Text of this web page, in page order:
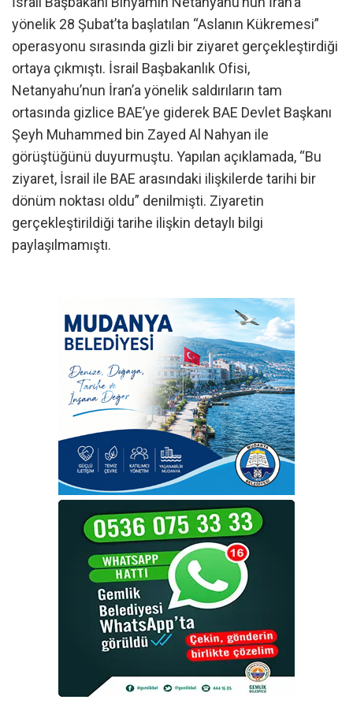
yönelik 28 Şubat’ta başlatılan “Aslanın Kükremesi”
operasyonu sırasında gizli bir ziyaret gerçekleştirdiği
ortaya çıkmıştı. İsrail Başbakanlık Ofisi,
Netanyahu’nun İran’a yönelik saldırıların tam
ortasında gizlice BAE’ye giderek BAE Devlet Başkanı
Şeyh Muhammed bin Zayed Al Nahyan ile
görüştüğünü duyurmuştu. Yapılan açıklamada, “Bu
ziyaret, İsrail ile BAE arasındaki ilişkilerde tarihi bir
dönüm noktası oldu” denilmişti. Ziyaretin
gerçekleştirildiği tarihe ilişkin detaylı bilgi
paylaşılmamıştı.